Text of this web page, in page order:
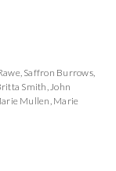
, Saffron Burrows,
Smith,John
Mullen, Marie